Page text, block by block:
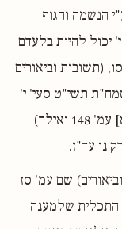
הנשמה והגוף
יכול להיות בלעדם
(תשובות וביאורים
תשי"ט סעי' י'
(תורת מנחם – התוועדויות חכ"ד [תשי"ט ח"א] עמ' 148 ואילך)
נו עד"ז.
שם עמ' סז
התכלית שלמענה